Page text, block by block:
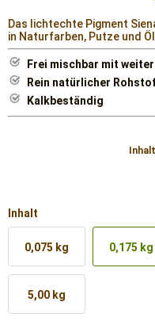
Das lichtechte Pigment
in Naturfarben, Putze und
Frei mischbar mit
Rein natürlicher
Kalkbeständig
Inhalt
0,075 kg 0,175 kg
5,00 kg